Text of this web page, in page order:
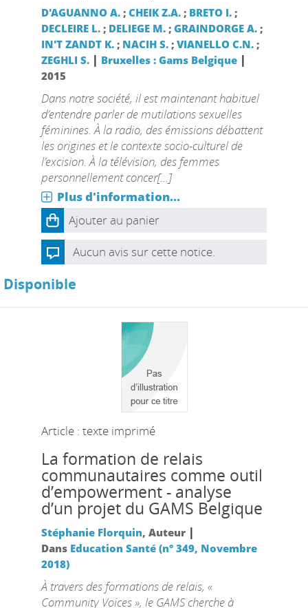
D'AGUANNO A.; CHEIK Z.A.; BRETO I.;
DECLEIRE L.; DELIEGE M.; GRAINDORGE A.;
IN'T ZANDT K.; NACIH S.; VIANELLO C.N.;
ZEGHLI S. | Bruxelles : Gams Belgique|
2015
Dans notre société, il est maintenant habituel
d’entendre parler de mutilations sexuelles
féminines. À la radio, des émissions débattent
les origines et le contexte socio-culturel de
l’excision. À la télévision, des femmes
personnellement concer[...]
Plus d'information...
Ajouter au panier
Aucun avis sur cette notice.
Disponible
Article : texte imprimé
La formation de relais
communautaires comme outil
d’empowerment - analyse
d’un projet du GAMS Belgique
Stéphanie Florquin, Auteur |
Dans Education Santé (n° 349, Novembre
2018)
À travers des formations de relais, «
Community Voices », le GAMS cherche à